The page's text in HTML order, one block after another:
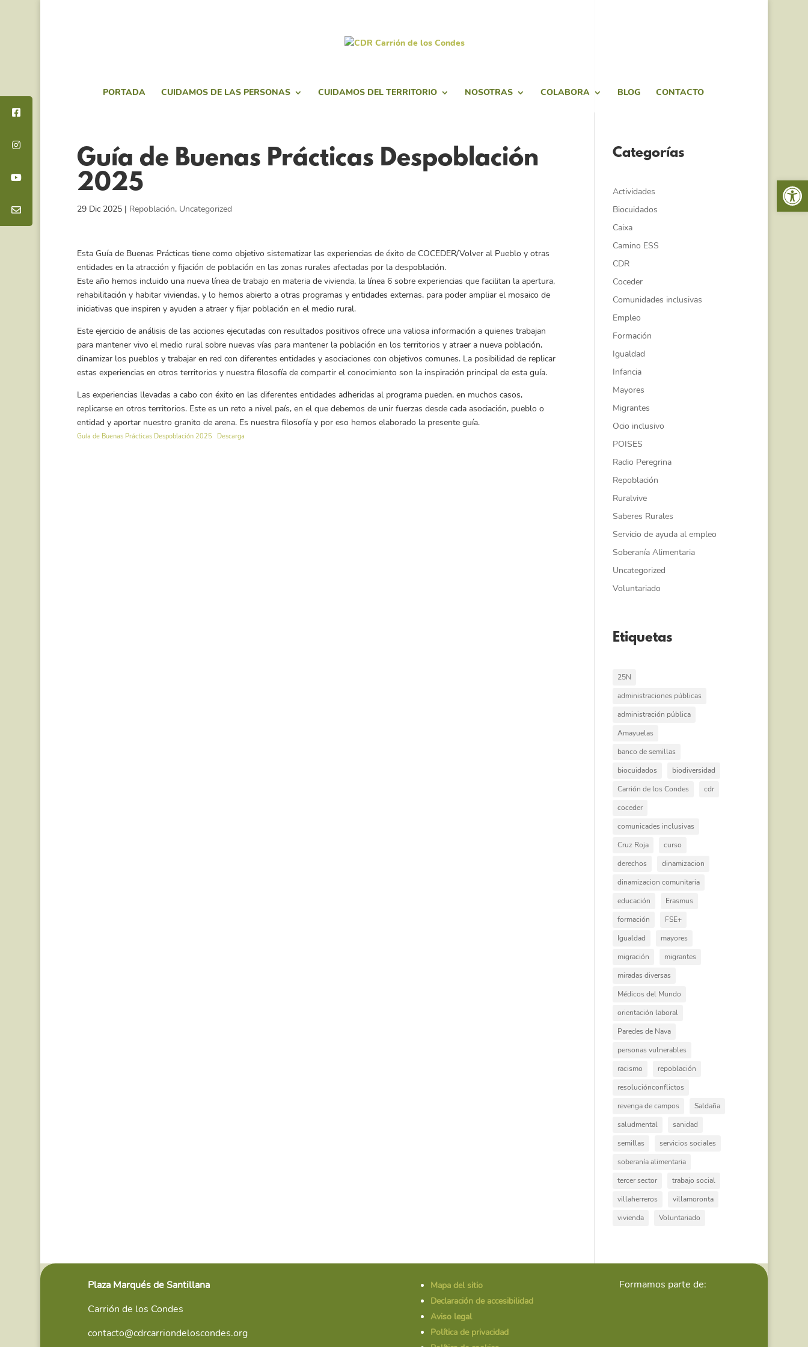
Abrir
PORTADA CUIDAMOS DE LAS PERSONAS CUIDAMOS DEL TERRITORIO NOSOTRAS COLABORA BLOG CONTACTO
Guía de Buenas Prácticas Despoblación
2025
29 Dic 2025| Repoblación, Uncategorized
Esta Guía de Buenas Prácticas tiene como objetivo sistematizar las experiencias de éxito de COCEDER/Volver al Pueblo y otras
entidades en la atracción y fijación de población en las zonas rurales afectadas por la despoblación.
Este año hemos incluido una nueva línea de trabajo en materia de vivienda, la línea 6 sobre experiencias que facilitan la apertura,
rehabilitación y habitar viviendas, y lo hemos abierto a otras programas y entidades externas, para poder ampliar el mosaico de
iniciativas que inspiren y ayuden a atraer y fijar población en el medio rural.
Este ejercicio de análisis de las acciones ejecutadas con resultados positivos ofrece una valiosa información a quienes trabajan
para mantener vivo el medio rural sobre nuevas vías para mantener la población en los territorios y atraer a nueva población,
dinamizar los pueblos y trabajar en red con diferentes entidades y asociaciones con objetivos comunes. La posibilidad de replicar
estas experiencias en otros territorios y nuestra filosofía de compartir el conocimiento son la inspiración principal de esta guía.
Las experiencias llevadas a cabo con éxito en las diferentes entidades adheridas al programa pueden, en muchos casos,
replicarse en otros territorios. Este es un reto a nivel país, en el que debemos de unir fuerzas desde cada asociación, pueblo o
entidad y aportar nuestro granito de arena. Es nuestra filosofía y por eso hemos elaborado la presente guía.
Guía de Buenas Prácticas Despoblación 2025 Descarga
Categorías
Actividades
Biocuidados
Caixa
Camino ESS
CDR
Coceder
Comunidades inclusivas
Empleo
Formación
Igualdad
Infancia
Mayores
Migrantes
Ocio inclusivo
POISES
Radio Peregrina
Repoblación
Ruralvive
Saberes Rurales
Servicio de ayuda al empleo
Soberanía Alimentaria
Uncategorized
Voluntariado
Etiquetas
25N
administraciones públicas
administración pública
Amayuelas
banco de semillas
biocuidados
biodiversidad
Carrión de los Condes
cdr
coceder
comunicades inclusivas
Cruz Roja
curso
derechos
dinamizacion
dinamizacion comunitaria
educación
Erasmus
formación
FSE+
Igualdad
mayores
migración
migrantes
miradas diversas
Médicos del Mundo
orientación laboral
Paredes de Nava
personas vulnerables
racismo
repoblación
resoluciónconflictos
revenga de campos
Saldaña
saludmental
sanidad
semillas
servicios sociales
soberanía alimentaria
tercer sector
trabajo social
villaherreros
villamoronta
vivienda
Voluntariado
Plaza Marqués de Santillana
Carrión de los Condes
contacto@cdrcarriondeloscondes.org
Mapa del sitio
Declaración de accesibilidad
Aviso legal
Política de privacidad
Formamos parte de: